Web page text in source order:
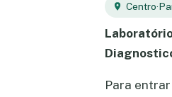
Centro·
Para